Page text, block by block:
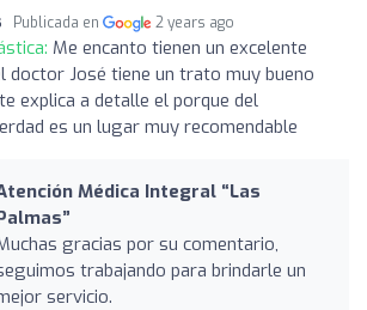
Publicada en 2 years ago
Me encanto tienen un excelente
José tiene un trato muy bueno
explica a detalle el porque del
es un lugar muy recomendable
Médica Integral “Las
gracias por su comentario,
trabajando para brindarle un
servicio.